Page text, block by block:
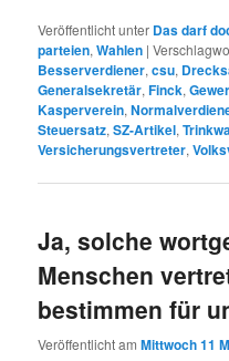
Veröffentlicht unter Das darf
parteien,Wahlen |
Besserverdiener,csu,
Generalsekretär,Finck,
Kasperverein,
Steuersatz,SZ-Artikel,
Versicherungsvertreter,
Ja, solche
Menschen
bestimmen für
Veröffentlicht amMittwoch 11